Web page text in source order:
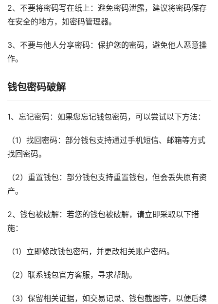
2、不要将密码写在纸上：避免密码泄露，建议将密码保存
在安全的地方，如密码管理器。
3、不要与他人分享密码：保护您的密码，避免他人恶意操
作。
钱包密码破解
1、忘记密码：如果您忘记钱包密码，可以尝试以下方法：
（1）找回密码：部分钱包支持通过手机短信、邮箱等方式
找回密码。
（2）重置钱包：部分钱包支持重置钱包，但会丢失原有资
产。
2、钱包被破解：若您的钱包被破解，请立即采取以下措
施：
（1）立即修改钱包密码，并更改相关账户密码。
（2）联系钱包官方客服，寻求帮助。
（3）保留相关证据，如交易记录、钱包截图等，以便后续